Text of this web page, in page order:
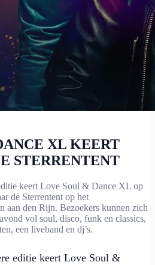
XL KEERT
STERRENTENT
keert Love Soul & Dance XL op
de Sterrentent op het
aan den Rijn. Bezoekers kunnen zich
vol soul, disco, funk en classics,
een liveband en dj’s.
editie keert Love Soul &